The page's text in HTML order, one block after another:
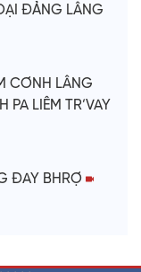
ĐẢNG LÂNG
CƠNH LÂNG
PA LIÊM TR’VAY
ĐAY BHRỢ